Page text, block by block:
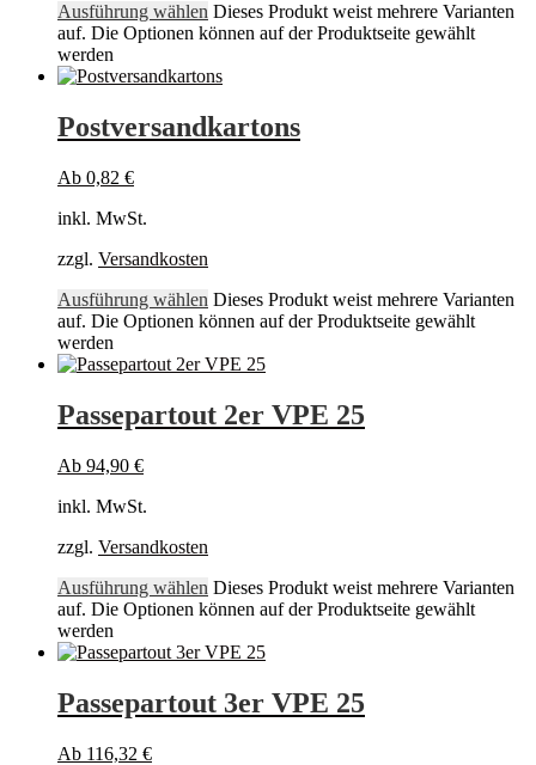
Ausführung wählen Dieses Produkt weist mehrere Varianten
auf. Die Optionen können auf der Produktseite gewählt
werden
Postversandkartons
Ab 0,82 €
inkl. MwSt.
zzgl. Versandkosten
Ausführung wählen Dieses Produkt weist mehrere Varianten
auf. Die Optionen können auf der Produktseite gewählt
werden
Passepartout 2er VPE 25
Ab 94,90 €
inkl. MwSt.
zzgl. Versandkosten
Ausführung wählen Dieses Produkt weist mehrere Varianten
auf. Die Optionen können auf der Produktseite gewählt
werden
Passepartout 3er VPE 25
Ab 116,32 €